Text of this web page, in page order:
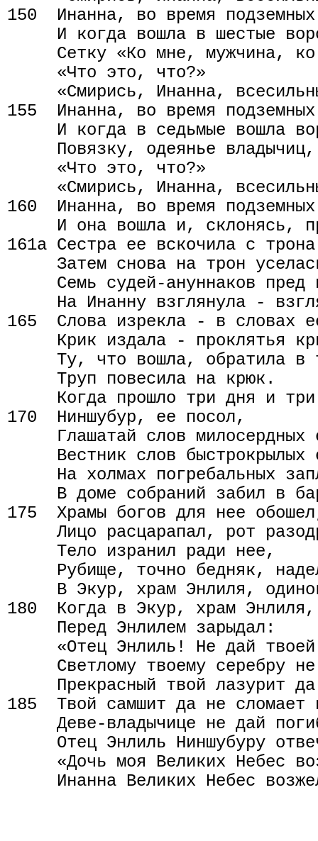
150  Инанна, во время
И когда вошла в шестые
Сетку «Ко мне, мужчина,
     «Что это, что?»
«Смирись, Инанна,
155  Инанна, во время
И когда в седьмые вошла
Повязку, одеянье
     «Что это, что?»
«Смирись, Инанна,
160  Инанна, во время
И она вошла и, склонясь,
161а Сестра ее вскочила с
Затем снова на трон
Семь судей-ануннаков пред
На Инанну взглянула -
165  Слова изрекла - в словах
Крик издала - проклятья
Ту, что вошла, обратила в
     Труп повесила на крюк.
Когда прошло три дня и
170  Ниншубур, ее посол,
Глашатай слов милосердных
Вестник слов быстрокрылых
На холмах погребальных
В доме собраний забил в
175  Храмы богов для нее
Лицо расцарапал, рот
     Тело изранил ради нее,
Рубище, точно бедняк,
В Экур, храм Энлиля,
180  Когда в Экур, храм
     Перед Энлилем зарыдал:
«Отец Энлиль! Не дай
Светлому твоему серебру
Прекрасный твой лазурит
185  Твой самшит да не сломает
Деве-владычице не дай
Отец Энлиль Ниншубуру
«Дочь моя Великих Небес
Инанна Великих Небес